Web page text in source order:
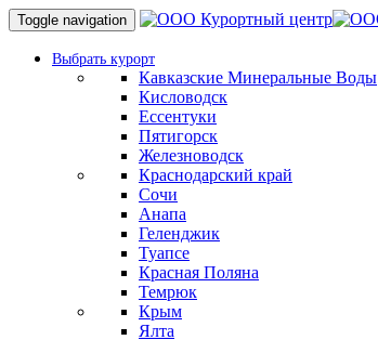
Toggle navigation
Выбрать курорт
Кавказские Минеральные Воды
Кисловодск
Ессентуки
Пятигорск
Железноводск
Краснодарский край
Сочи
Анапа
Геленджик
Туапсе
Красная Поляна
Темрюк
Крым
Ялта